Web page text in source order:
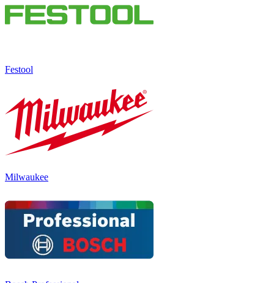
Festool
Milwaukee